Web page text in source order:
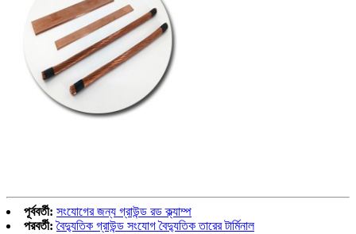
পূর্ববর্তী: সংযোগের জন্য গ্রাউন্ড রড ক্ল্যাম্প
পরবর্তী: বৈদ্যুতিক গ্রাউন্ড সংযোগ বৈদ্যুতিক তারের টার্মিনাল